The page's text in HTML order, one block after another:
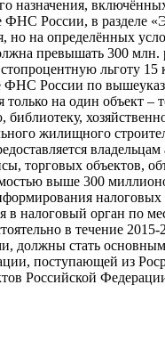
назначения,
ФНС России, в
но на определённых
превышать 300 млн.
льготу
ФНС России по
только на один
библиотеку,
жилищного
торговых объектов,
выше 300
в налоговый орган по
в течение
должны стать
поступающей из
Российской